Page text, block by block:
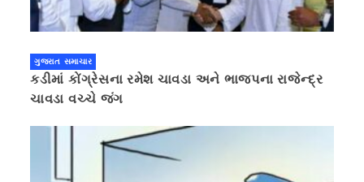
ગુજરાત સમાચાર
કડીમાં કોંગ્રેસના રમેશ ચાવડા અને ભાજપના રાજેન્દ્ર
ચાવડા વચ્ચે જંગ